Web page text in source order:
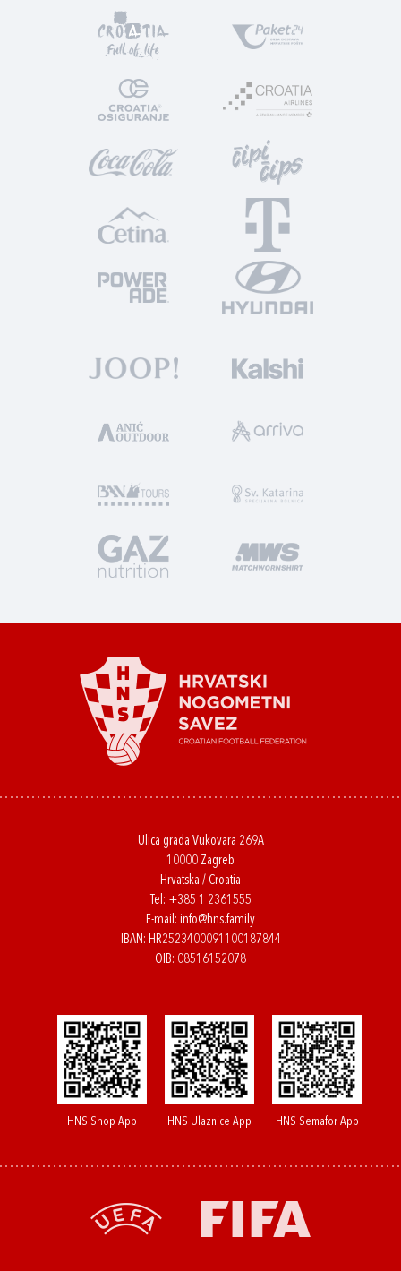
Ulica grada Vukovara 269A
10000 Zagreb
Hrvatska / Croatia
Tel: +385 1 2361555
E-mail: info@hns.family
IBAN: HR2523400091100187844
OIB: 08516152078
HNS Shop App HNS Ulaznice App HNS Semafor App